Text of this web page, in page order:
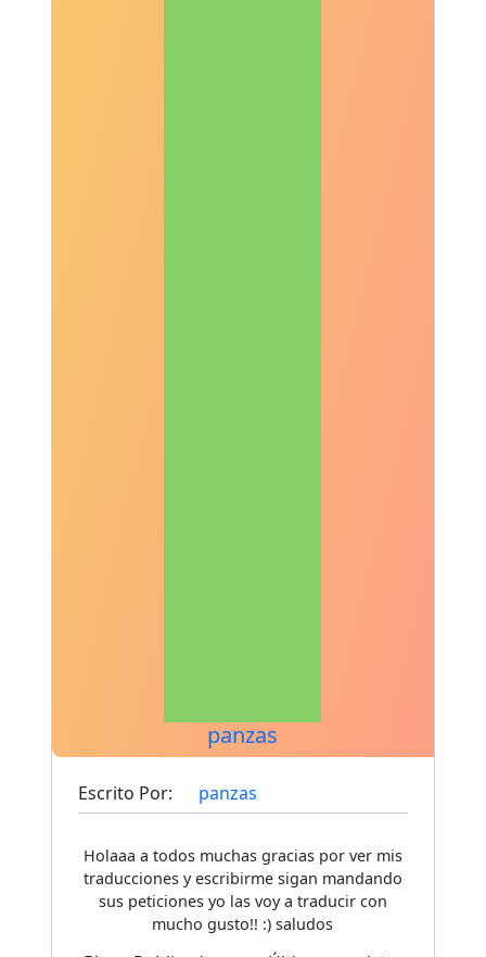
panzas
Escrito Por: panzas
Holaaa a todos muchas gracias por ver mis
traducciones y escribirme sigan mandando
sus peticiones yo las voy a traducir con
mucho gusto!! :) saludos